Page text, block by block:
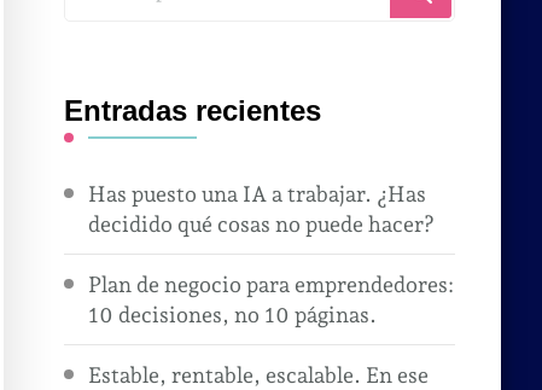
Entradas recientes
Has puesto una IA a trabajar. ¿Has
decidido qué cosas no puede hacer?
Plan de negocio para emprendedores:
10 decisiones, no 10 páginas.
Estable, rentable, escalable. En ese